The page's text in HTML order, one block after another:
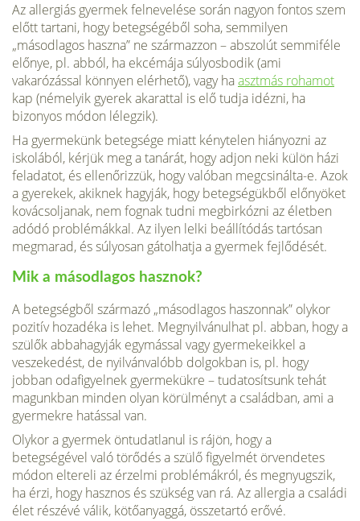
Az allergiás gyermek felnevelése során nagyon fontos szem
előtt tartani, hogy betegségéből so­ha, semmilyen
„másodlagos haszna” ne származ­zon – abszolút semmiféle
előnye, pl. abból, ha ekcémája súlyosbodik (ami
vakarózással könnyen elérhető), vagy haasztmás rohamot
kap (némelyik gyerek akarattal is elő tudja idézni, ha
bizonyos módon lélegzik).
Ha gyermekünk betegsége miatt kénytelen hi­ányozni az
iskolából, kérjük meg a tanárát, hogy adjon neki külön házi
feladatot, és ellenőrizzük, hogy valóban megcsinálta-e. Azok
a gyerekek, akiknek hagyják, hogy betegségükből előnyöket
kovácsoljanak, nem fognak tudni megbirkóz­ni az életben
adódó problémákkal. Az ilyen lelki beállítódás tartósan
megmarad, és súlyosan gátolhatja a gyermek fejlődését.
Mik a másodlagos hasznok?
A betegségből származó „másodlagos haszon­nak” olykor
pozitív hozadéka is lehet. Megnyil­vánulhat pl. abban, hogy a
szülők abbahagyják egymással vagy gyermekeikkel a
veszekedést, de nyilvánvalóbb dolgokban is, pl. hogy
jobban oda­figyelnek gyermekükre – tudatosítsunk tehát
magunkban minden olyan körülményt a család­ban, ami a
gyermekre hatással van.
Olykor a gyermek öntudatlanul is rájön, hogy a
betegségével való törődés a szülő figyelmét örvendetes
módon eltereli az érzelmi problémák­ról, és megnyugszik,
ha érzi, hogy hasznos és szükség van rá. Az allergia a családi
élet részévé válik, kötőanyaggá, összetartó erővé.